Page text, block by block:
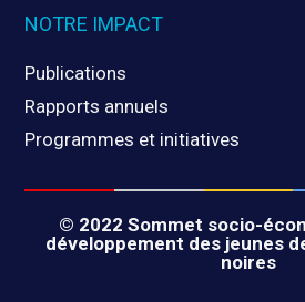
NOTRE IMPACT
Publications
Rapports annuels
Programmes et initiatives
© 2022 Sommet socio-
développement des jeunes
noires